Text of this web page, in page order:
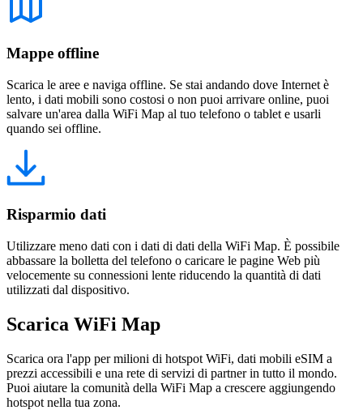
Mappe offline
Scarica le aree e naviga offline. Se stai andando dove Internet è
lento, i dati mobili sono costosi o non puoi arrivare online, puoi
salvare un'area dalla WiFi Map al tuo telefono o tablet e usarli
quando sei offline.
Risparmio dati
Utilizzare meno dati con i dati di dati della WiFi Map. È possibile
abbassare la bolletta del telefono o caricare le pagine Web più
velocemente su connessioni lente riducendo la quantità di dati
utilizzati dal dispositivo.
Scarica WiFi Map
Scarica ora l'app per milioni di hotspot WiFi, dati mobili eSIM a
prezzi accessibili e una rete di servizi di partner in tutto il mondo.
Puoi aiutare la comunità della WiFi Map a crescere aggiungendo
hotspot nella tua zona.